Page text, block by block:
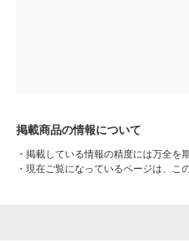
掲載商品の情報について
・ 掲載している情報の精度には万全を
・ 現在ご覧になっているページは、こ